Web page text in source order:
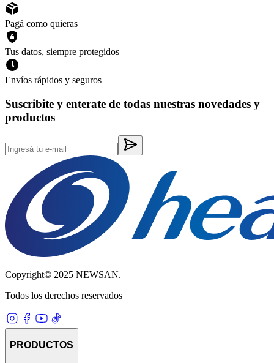
Pagá como quieras
Tus datos, siempre protegidos
Envíos rápidos y seguros
Suscribite y enterate de todas nuestras novedades y
productos
Copyright© 2025 NEWSAN.
Todos los derechos reservados
PRODUCTOS